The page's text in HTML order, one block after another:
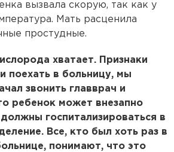
вызвала скорую, так как у
Мать расценила
простудные.
хватает. Признаки
поехать в больницу, мы
звонить главврач и
ребенок может внезапно
госпитализироваться в
Все, кто был хоть раз в
понимают, что это